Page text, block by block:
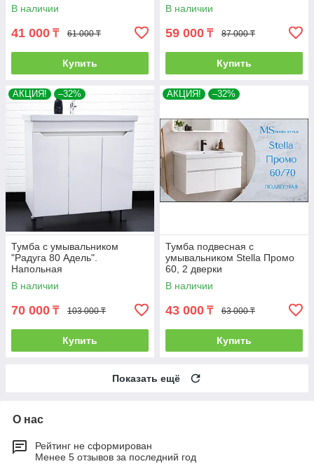
В наличии
41 000 ₸ 61 000 ₸
Купить
В наличии
59 000 ₸ 87 000 ₸
Купить
АКЦИЯ! –32%
Тумба с умывальником
"Радуга 80 Адель".
Напольная
В наличии
70 000 ₸ 103 000 ₸
Купить
АКЦИЯ! –32%
Тумба подвесная с
умывальником Stella Промо
60, 2 дверки
В наличии
43 000 ₸ 63 000 ₸
Купить
Показать ещё
О нас
Рейтинг не сформирован
Менее 5 отзывов за последний год